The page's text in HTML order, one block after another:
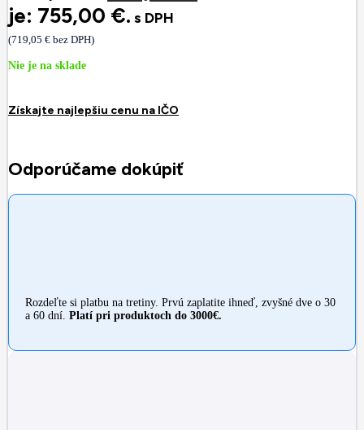
je: 755,00 €. s DPH
(719,05 € bez DPH)
Nie je na sklade
Získajte najlepšiu cenu na IČO
Odporúčame dokúpiť
Rozdeľte si platbu na tretiny. Prvú zaplatite ihneď, zvyšné dve o 30
a 60 dní. Platí pri produktoch do 3000€.